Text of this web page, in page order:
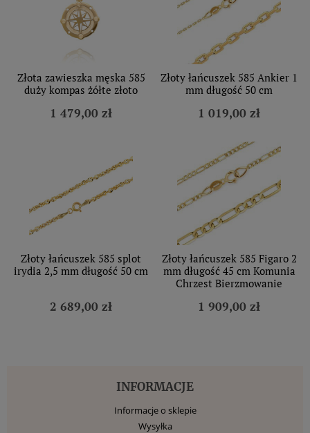
Złota zawieszka męska 585
duży kompas żółte złoto
1 479,00 zł
Złoty łańcuszek 585 Ankier 1
mm długość 50 cm
1 019,00 zł
Złoty łańcuszek 585 splot
irydia 2,5 mm długość 50 cm
2 689,00 zł
Złoty łańcuszek 585 Figaro 2
mm długość 45 cm Komunia
Chrzest Bierzmowanie
1 909,00 zł
INFORMACJE
Informacje o sklepie
Wysyłka